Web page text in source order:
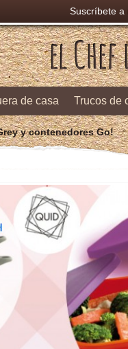
Suscríbete a
de casa Trucos de
y contenedores Go!